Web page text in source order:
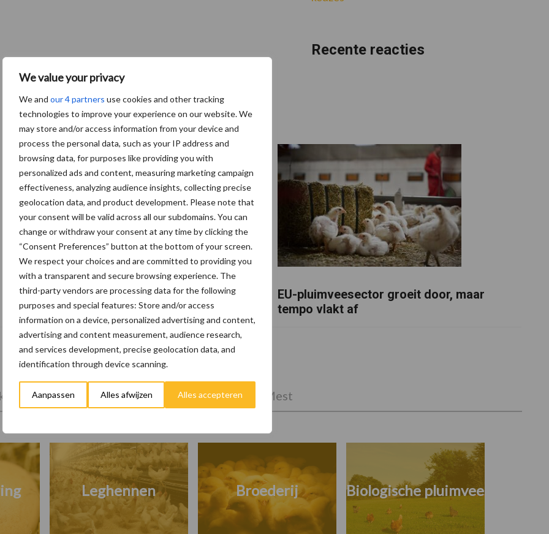
We value your privacy
We and our 4 partners use cookies and other tracking
technologies to improve your experience on our website. We
may store and/or access information from your device and
process the personal data, such as your IP address and
browsing data, for purposes like providing you with
personalized ads and content, measuring marketing campaign
effectiveness, analyzing audience insights, collecting precise
geolocation data, and product development. Please note that
your consent will be valid across all our subdomains. You can
change or withdraw your consent at any time by clicking the
“Consent Preferences” button at the bottom of your screen.
We respect your choices and are committed to providing you
with a transparent and secure browsing experience. The
third-party vendors are processing data for the following
purposes and special features: Store and/or access
information on a device, personalized advertising and content,
advertising and content measurement, audience research,
and services development, precise geolocation data, and
identification through device scanning.
Aanpassen Alles afwijzen Alles accepteren
Recente reacties
10 praktisch tips om je voor te bereiden
op mogelijke uitval van het stroomnet
EU-pluimveesector groeit door, maar
tempo vlakt af
Kies uw pluimveetak Huisvesting Mest
Leghennen Broederij Biologische pluimvee